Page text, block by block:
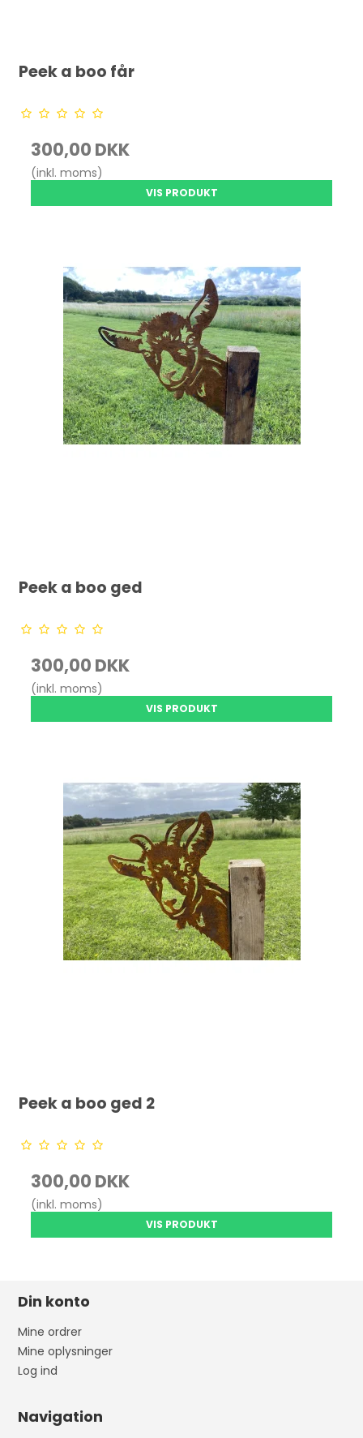
Peek a boo får
300,00 DKK
(inkl. moms)
VIS PRODUKT
Peek a boo ged
300,00 DKK
(inkl. moms)
VIS PRODUKT
Peek a boo ged 2
300,00 DKK
(inkl. moms)
VIS PRODUKT
Din konto
Mine ordrer
Mine oplysninger
Log ind
Navigation